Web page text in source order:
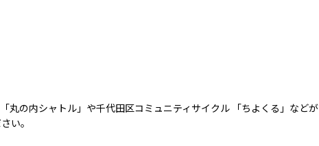
丸の内シャトル」や千代田区コミュニティサイクル 「ちよくる」などが
い。